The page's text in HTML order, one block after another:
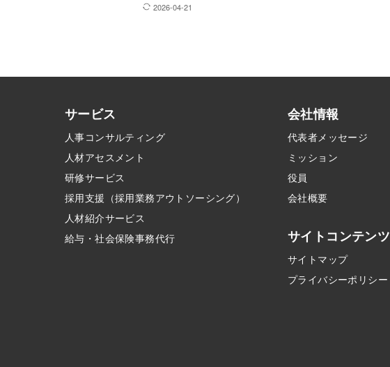
2026-04-21
サービス
人事コンサルティング
人材アセスメント
研修サービス
採用支援（採用業務アウトソーシング）
人材紹介サービス
給与・社会保険事務代行
会社情報
代表者メッセージ
ミッション
役員
会社概要
サイトコンテンツ
サイトマップ
プライバシーポリシー